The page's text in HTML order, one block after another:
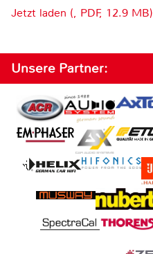
Jetzt laden (, PDF, 12.9 MB)
Unsere Partner: